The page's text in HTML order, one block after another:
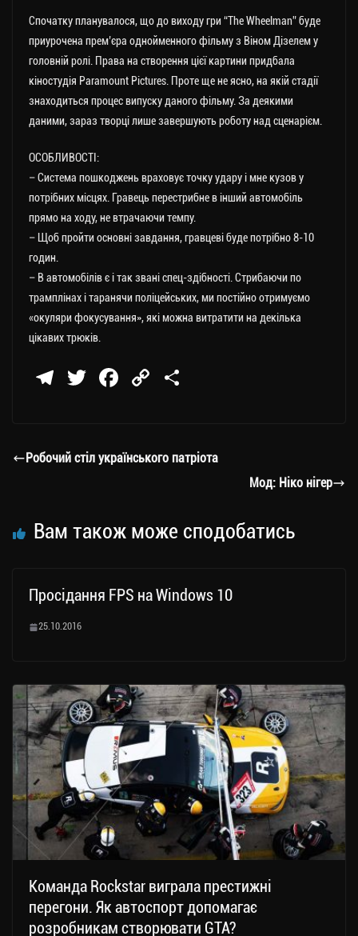
Спочатку планувалося, що до виходу гри “The Wheelman” буде
приурочена прем’єра однойменного фільму з Віном Дізелем у
головній ролі. Права на створення цієї картини придбала
кіностудія Paramount Pictures. Проте ще не ясно, на якій стадії
знаходиться процес випуску даного фільму. За деякими
даними, зараз творці лише завершують роботу над сценарієм.
ОСОБЛИВОСТІ:
– Система пошкоджень враховує точку удару і мне кузов у
потрібних місцях. Гравець перестрибне в інший автомобіль
прямо на ходу, не втрачаючи темпу.
– Щоб пройти основні завдання, гравцеві буде потрібно 8-10
годин.
– В автомобілів є і так звані спец-здібності. Стрибаючи по
трамплінах і таранячи поліцейських, ми постійно отримуємо
«окуляри фокусування», які можна витратити на декілька
цікавих трюків.
Te
a
T
er
Fa
ok
C
Li ли
Робочий стіл українського патріота
Мод: Ніко нігер
Вам також може сподобатись
Просідання FPS на Windows 10
25.10.2016
Команда Rockstar виграла престижні
перегони. Як автоспорт допомагає
розробникам створювати GTA?